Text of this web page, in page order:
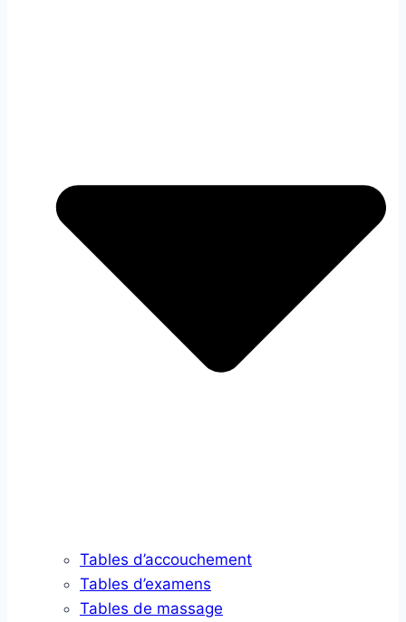
Tables d’accouchement
Tables d’examens
Tables de massage